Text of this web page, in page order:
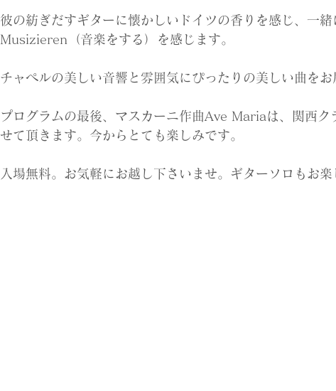
彼の紡ぎだすギターに懐かしいドイツの香りを感じ、一
Musizieren（音楽をする）を感じます。
チャペルの美しい音響と雰囲気にぴったりの美しい曲をお
プログラムの最後、マスカーニ作曲Ave Mariaは、関西ク
せて頂きます。今からとても楽しみです。
入場無料。お気軽にお越し下さいませ。ギターソロもお楽